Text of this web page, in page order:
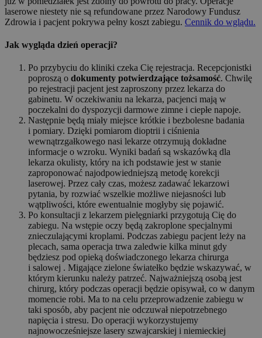
laserowe niestety nie są refundowane przez Narodowy Fundusz
Zdrowia i pacjent pokrywa pełny koszt zabiegu. Cennik do wglądu.
Jak wygląda dzień operacji?
Po przybyciu do kliniki czeka Cię rejestracja. Recepcjonistki
poproszą o dokumenty potwierdzające tożsamość. Chwilę
po rejestracji pacjent jest zaproszony przez lekarza do
gabinetu. W oczekiwaniu na lekarza, pacjenci mają w
poczekalni do dyspozycji darmowe zimne i ciepłe napoje.
Następnie będą miały miejsce krótkie i bezbolesne badania
i pomiary. Dzięki pomiarom dioptrii i ciśnienia
wewnątrzgałkowego nasi lekarze otrzymują dokładne
informacje o wzroku. Wyniki badań są wskazówką dla
lekarza okulisty, który na ich podstawie jest w stanie
zaproponować najodpowiedniejszą metodę korekcji
laserowej. Przez cały czas, możesz zadawać lekarzowi
pytania, by rozwiać wszelkie możliwe niejasności lub
wątpliwości, które ewentualnie mogłyby się pojawić.
Po konsultacji z lekarzem pielęgniarki przygotują Cię do
zabiegu. Na wstępie oczy będą zakroplone specjalnymi
znieczulającymi kroplami. Podczas zabiegu pacjent leży na
plecach, sama operacja trwa zaledwie kilka minut gdy
będziesz pod opieką doświadczonego lekarza chirurga
i salowej . Migające zielone światełko będzie wskazywać, w
którym kierunku należy patrzeć. Najważniejszą osobą jest
chirurg, który podczas operacji będzie opisywał, co w danym
momencie robi. Ma to na celu przeprowadzenie zabiegu w
taki sposób, aby pacjent nie odczuwał niepotrzebnego
napięcia i stresu. Do operacji wykorzystujemy
najnowocześniejsze lasery szwajcarskiej i niemieckiej